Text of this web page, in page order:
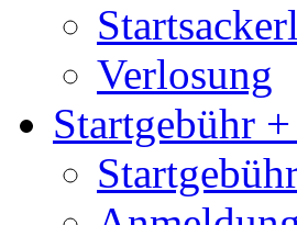
Startsackerl
Verlosung
Startgebühr